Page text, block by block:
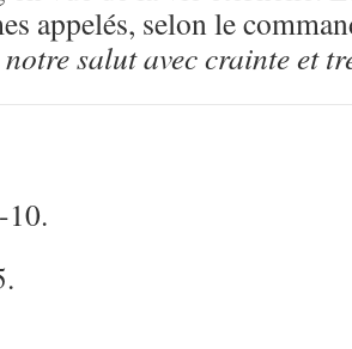
appelés, selon le
salut avec crainte et